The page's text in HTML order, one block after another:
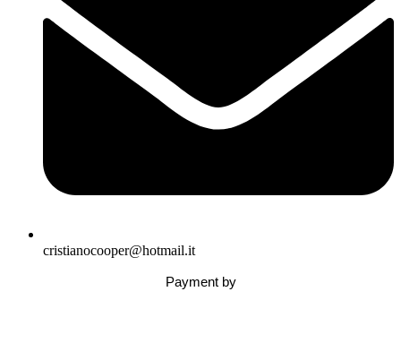
cristianocooper@hotmail.it
Payment by